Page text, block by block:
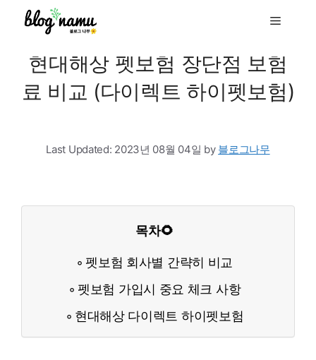
Menu
현대해상 펫보험 장단점 보험
료 비교 (다이렉트 하이펫보험)
Last Updated: 2023년 08월 04일 by 블로그나무
목차🌻
펫보험 회사별 간략히 비교
펫보험 가입시 중요 체크 사항
현대해상 다이렉트 하이펫보험